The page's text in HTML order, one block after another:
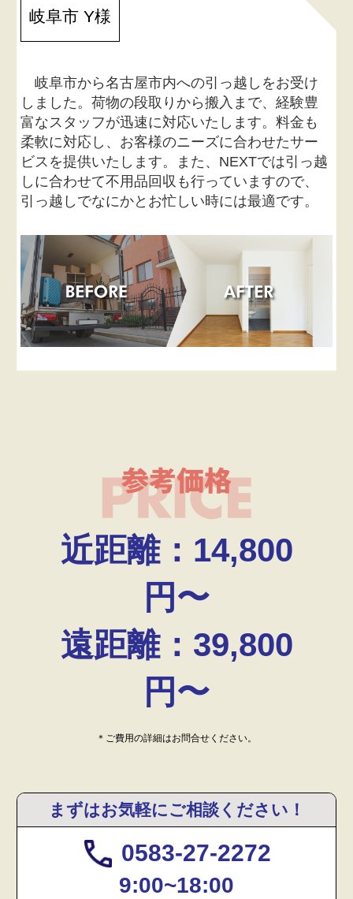
岐阜市 Y様
岐阜市から名古屋市内への引っ越しをお受け
しました。荷物の段取りから搬入まで、経験豊
富なスタッフが迅速に対応いたします。料金も
柔軟に対応し、お客様のニーズに合わせたサー
ビスを提供いたします。また、NEXTでは引っ越
しに合わせて不用品回収も行っていますので、
引っ越しでなにかとお忙しい時には最適です。
近距離：14,800
円〜
遠距離：39,800
円〜
＊ご費用の詳細はお問合せください。
まずはお気軽にご相談ください！
0583-27-2272
9:00~18:00